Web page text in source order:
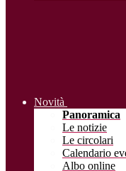
Novità
Panoramica
Le notizie
Le circolari
Calendario
Albo online